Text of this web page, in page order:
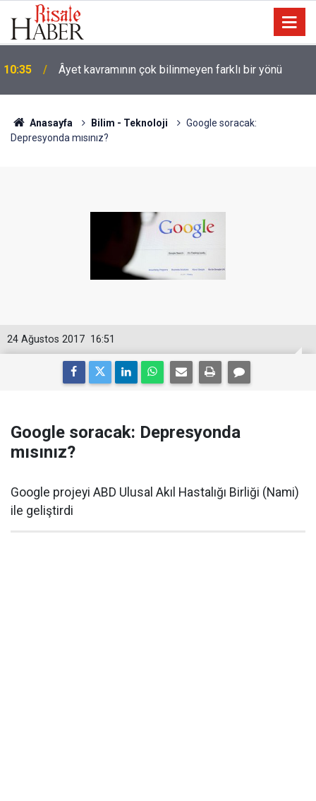
09:25 İyi Müslüman olmanın ölçüsü nedir?
Anasayfa Bilim - Teknoloji
Google soracak:
Depresyonda mısınız?
16:51
24 Ağustos 2017
Google soracak: Depresyonda
mısınız?
Google projeyi ABD Ulusal Akıl Hastalığı Birliği (Nami)
ile geliştirdi